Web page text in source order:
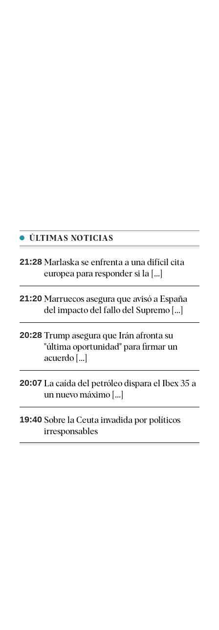
ÚLTIMAS NOTICIAS
21:28 Marlaska se enfrenta a una difícil cita
europea para responder si la [...]
21:20 Marruecos asegura que avisó a España
del impacto del fallo del Supremo [...]
20:28 Trump asegura que Irán afronta su
"última oportunidad" para firmar un
acuerdo [...]
20:07 La caída del petróleo dispara el Ibex 35 a
un nuevo máximo [...]
19:40 Sobre la Ceuta invadida por políticos
irresponsables